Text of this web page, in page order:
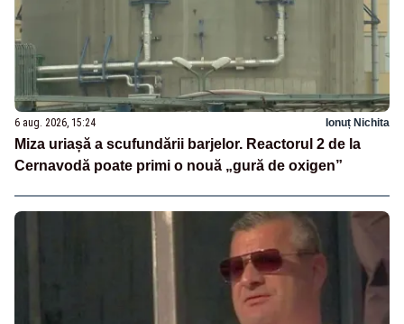
6 aug. 2026, 15:24 Ionuț Nichita
Miza uriașă a scufundării barjelor. Reactorul 2 de la
Cernavodă poate primi o nouă „gură de oxigen”